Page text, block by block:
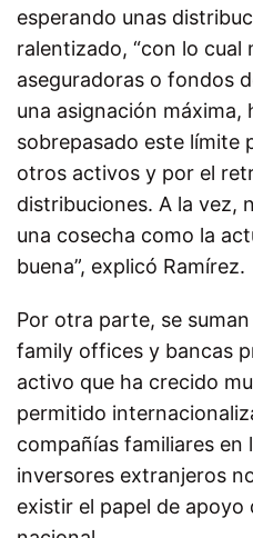
esperando unas
ralentizado, “con lo cual
aseguradoras o fondos
una asignación máxima,
sobrepasado este límite
otros activos y por el
distribuciones. A la vez,
una cosecha como la
buena”, explicó Ramírez.
Por otra parte, se
family offices y bancas
activo que ha crecido
permitido
compañías familiares en
inversores extranjeros
existir el papel de apoyo